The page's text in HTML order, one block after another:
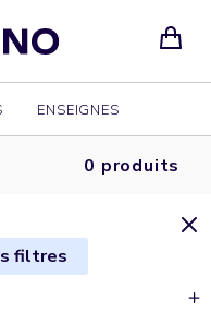
ENSEIGNES
0 produits
filtres